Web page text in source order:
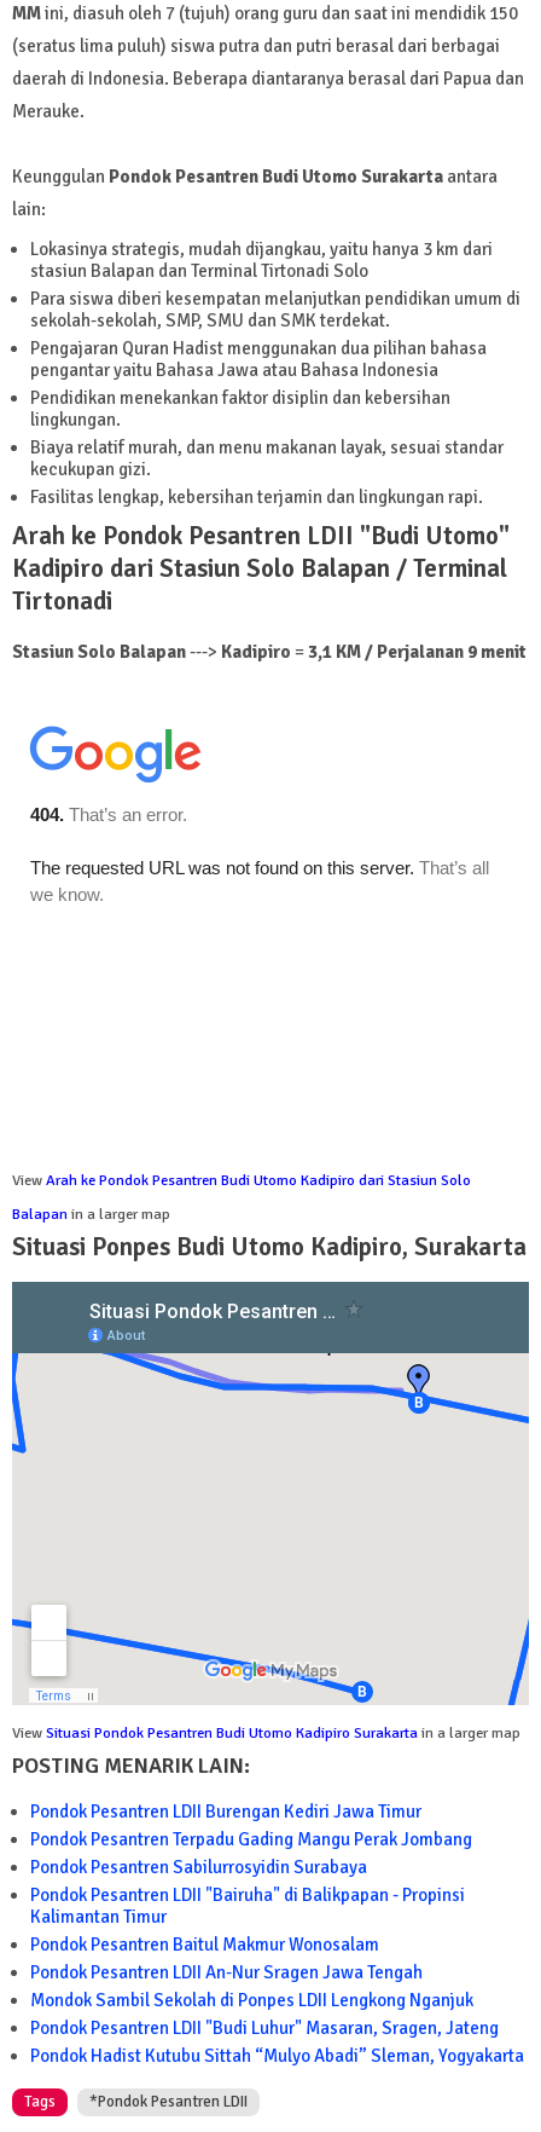
MMini, diasuh oleh 7 (tujuh) orang guru dan saat ini mendidik 150
(seratus lima puluh) siswa putra dan putri berasal dari berbagai
daerah di Indonesia. Beberapa diantaranya berasal dari Papua dan
Merauke.
Keunggulan Pondok Pesantren Budi Utomo Surakarta antara
lain:
Lokasinya strategis, mudah dijangkau, yaitu hanya 3 km dari
stasiun Balapan dan Terminal Tirtonadi Solo
Para siswa diberi kesempatan melanjutkan pendidikan umum di
sekolah-sekolah, SMP, SMU dan SMK terdekat.
Pengajaran Quran Hadist menggunakan dua pilihan bahasa
pengantar yaitu Bahasa Jawa atau Bahasa Indonesia
Pendidikan menekankan faktor disiplin dan kebersihan
lingkungan.
Biaya relatif murah, dan menu makanan layak, sesuai standar
kecukupan gizi.
Fasilitas lengkap, kebersihan terjamin dan lingkungan rapi.
Arah ke Pondok Pesantren LDII "Budi Utomo"
Kadipiro dari Stasiun Solo Balapan / Terminal
Tirtonadi
Stasiun Solo Balapan---> Kadipiro =3,1 KM / Perjalanan 9 menit
ViewArah ke Pondok Pesantren Budi Utomo Kadipiro dari Stasiun Solo
Balapanin a larger map
Situasi Ponpes Budi Utomo Kadipiro, Surakarta
ViewSituasi Pondok Pesantren Budi Utomo Kadipiro Surakartain a larger map
POSTING MENARIK LAIN:
Pondok Pesantren LDII Burengan Kediri Jawa Timur
Pondok Pesantren Terpadu Gading Mangu Perak Jombang
Pondok Pesantren Sabilurrosyidin Surabaya
Pondok Pesantren LDII "Bairuha" di Balikpapan - Propinsi
Kalimantan Timur
Pondok Pesantren Baitul Makmur Wonosalam
Pondok Pesantren LDII An-Nur Sragen Jawa Tengah
Mondok Sambil Sekolah di Ponpes LDII Lengkong Nganjuk
Pondok Pesantren LDII "Budi Luhur" Masaran, Sragen, Jateng
Pondok Hadist Kutubu Sittah “Mulyo Abadi” Sleman, Yogyakarta
Tags *Pondok Pesantren LDII